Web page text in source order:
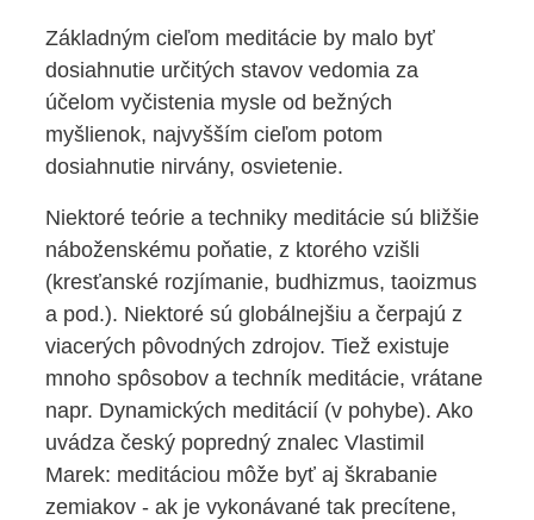
Základným cieľom meditácie by malo byť
dosiahnutie určitých stavov vedomia za
účelom vyčistenia mysle od bežných
myšlienok, najvyšším cieľom potom
dosiahnutie nirvány, osvietenie.
Niektoré teórie a techniky meditácie sú bližšie
náboženskému poňatie, z ktorého vzišli
(kresťanské rozjímanie, budhizmus, taoizmus
a pod.). Niektoré sú globálnejšiu a čerpajú z
viacerých pôvodných zdrojov. Tiež existuje
mnoho spôsobov a techník meditácie, vrátane
napr. Dynamických meditácií (v pohybe). Ako
uvádza český popredný znalec Vlastimil
Marek: meditáciou môže byť aj škrabanie
zemiakov - ak je vykonávané tak precítene,